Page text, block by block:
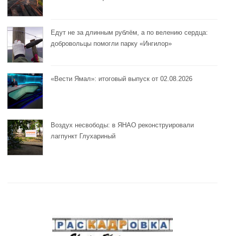
Едут не за длинным рублём, а по велению сердца:
добровольцы помогли парку «Ингилор»
«Вести Ямал»: итоговый выпуск от 02.08.2026
Воздух несвободы: в ЯНАО реконструировали
лагпункт Глухариный